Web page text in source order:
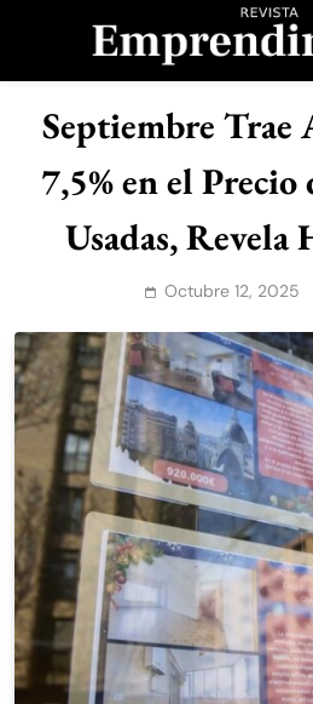
Septiembre Trae
7,5% en el
Usadas, Revela
Octubre 12, 2025